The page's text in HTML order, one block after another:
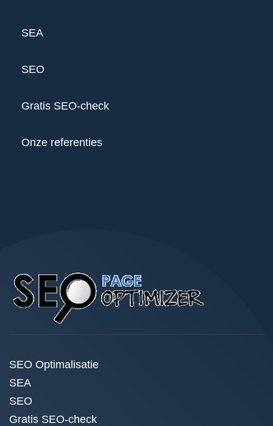
SEA
SEO
Gratis SEO-check
Onze referenties
SEO Optimalisatie
SEA
SEO
Gratis SEO-check